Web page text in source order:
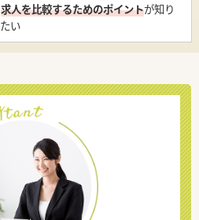
求人を比較するためのポイントが知り
たい